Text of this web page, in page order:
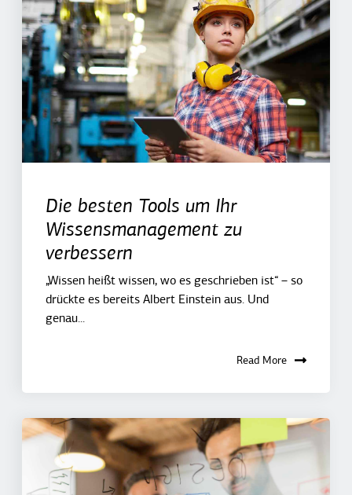
Die besten Tools um Ihr
Wissensmanagement zu
verbessern
„Wissen heißt wissen, wo es geschrieben ist“ – so
drückte es bereits Albert Einstein aus. Und
genau...
Read More